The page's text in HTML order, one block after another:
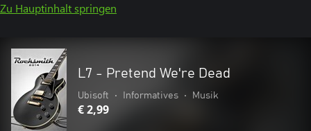
Zu Hauptinhalt springen
L7 - Pretend We're Dead
Ubisoft • Informatives • Musik
€ 2,99